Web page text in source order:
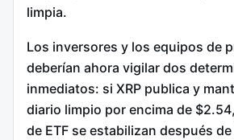
limpia.
Los inversores y los equipos de
deberían ahora vigilar dos
inmediatos: si XRP publica y
diario limpio por encima de
de ETF se estabilizan después